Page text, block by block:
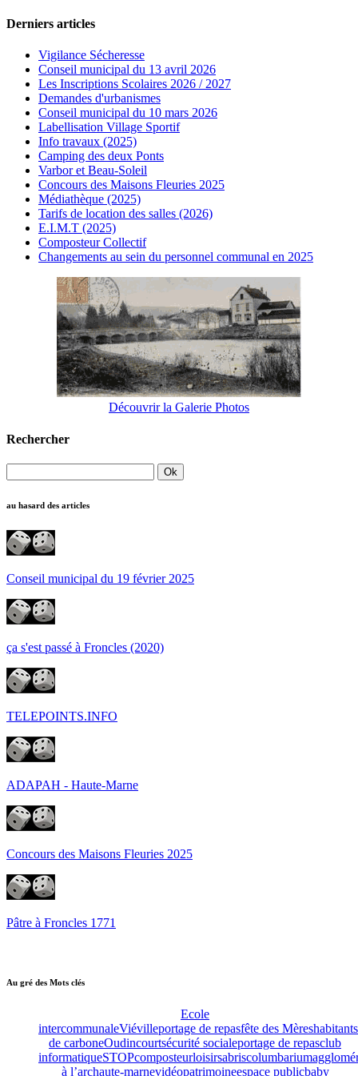
Derniers articles
Vigilance Sécheresse
Conseil municipal du 13 avril 2026
Les Inscriptions Scolaires 2026 / 2027
Demandes d'urbanismes
Conseil municipal du 10 mars 2026
Labellisation Village Sportif
Info travaux (2025)
Camping des deux Ponts
Varbor et Beau-Soleil
Concours des Maisons Fleuries 2025
Médiathèque (2025)
Tarifs de location des salles (2026)
E.I.M.T (2025)
Composteur Collectif
Changements au sein du personnel communal en 2025
Découvrir la Galerie Photos
Rechercher
au hasard des articles
Conseil municipal du 19 février 2025
ça s'est passé à Froncles (2020)
TELEPOINTS.INFO
ADAPAH - Haute-Marne
Concours des Maisons Fleuries 2025
Pâtre à Froncles 1771
Au gré des Mots clés
Ecole
intercommunaleViévilleportage de repasfête des Mèreshabitants
de carboneOudincourtsécurité socialeportage de repasclub
informatiqueSTOPcomposteurloisirsabriscolumbarium
à l’archaute-marnevidéopatrimoineespace publicbaby